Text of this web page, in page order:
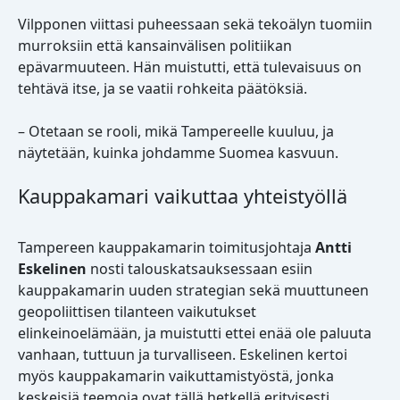
Vilpponen viittasi puheessaan sekä tekoälyn tuomiin
murroksiin että kansainvälisen politiikan
epävarmuuteen. Hän muistutti, että tulevaisuus on
tehtävä itse, ja se vaatii rohkeita päätöksiä.
– Otetaan se rooli, mikä Tampereelle kuuluu, ja
näytetään, kuinka johdamme Suomea kasvuun.
Kauppakamari vaikuttaa yhteistyöllä
Tampereen kauppakamarin toimitusjohtaja Antti
Eskelinen nosti talouskatsauksessaan esiin
kauppakamarin uuden strategian sekä muuttuneen
geopoliittisen tilanteen vaikutukset
elinkeinoelämään, ja muistutti ettei enää ole paluuta
vanhaan, tuttuun ja turvalliseen. Eskelinen kertoi
myös kauppakamarin vaikuttamistyöstä, jonka